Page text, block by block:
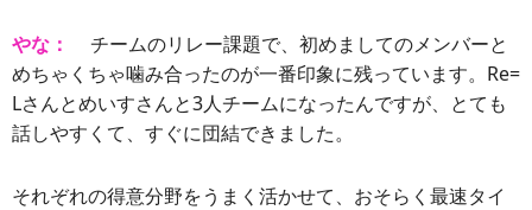
やな：
チームのリレー課題で、初めましてのメンバーと
めちゃくちゃ噛み合ったのが一番印象に残っています。Re=
Lさんとめいすさんと3人チームになったんですが、とても
話しやすくて、すぐに団結できました。
それぞれの得意分野をうまく活かせて、おそらく最速タイ